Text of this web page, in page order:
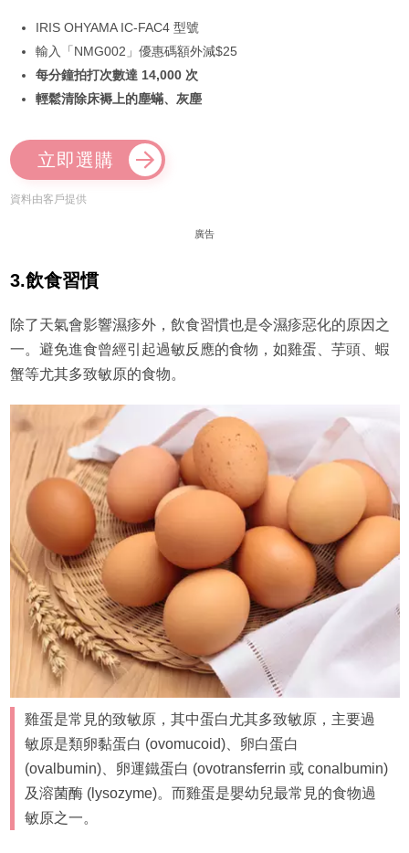
IRIS OHYAMA IC-FAC4 型號
輸入「NMG002」優惠碼額外減$25
每分鐘拍打次數達 14,000 次
輕鬆清除床褥上的塵蟎、灰塵
立即選購
資料由客戶提供
廣告
3.飲食習慣
除了天氣會影響濕疹外，飲食習慣也是令濕疹惡化的原因之
一。避免進食曾經引起過敏反應的食物，如雞蛋、芋頭、蝦
蟹等尤其多致敏原的食物。
雞蛋是常見的致敏原，其中蛋白尤其多致敏原，主要過
敏原是類卵黏蛋白 (ovomucoid)、卵白蛋白
(ovalbumin)、卵運鐵蛋白 (ovotransferrin 或 conalbumin)
及溶菌酶 (lysozyme)。而雞蛋是嬰幼兒最常見的食物過
敏原之一。